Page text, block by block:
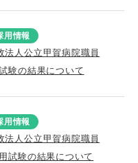
用情報
法人公立甲賀病院職員
験の結果について
用情報
法人公立甲賀病院職員
試験の結果について